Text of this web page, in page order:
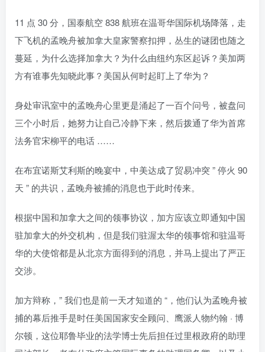
11 点 30 分，国泰航空 838 航班在温哥华国际机场降落，走
下飞机的孟晚舟被加拿大皇家警察扣押，丛生的谜团也随之
蔓延，为什么选择加拿大？为什么由纽约东区起诉？美加两
方有谁事先知晓此事？美国从何时起盯上了华为？
身处审讯室中的孟晚舟心里更是涌起了一百个问号，被盘问
三个小时后，她努力让自己冷静下来，然后拨通了华为首席
法务官宋柳平的电话 ……
在布宜诺斯艾利斯的晚宴中，中美达成了贸易冲突 ” 停火 90
天 ” 的共识，孟晚舟被捕的消息也于此时传来。
根据中国和加拿大之间的领事协议，加方应该立即通知中国
驻加拿大的外交机构，但是我们驻渥太华的领事馆和驻温哥
华的大使馆都是从北京方面得到的消息，并马上提出了严正
交涉。
加方辩称，” 我们也是前一天才知道的 “，他们认为孟晚舟被
捕的幕后推手是时任美国国家安全顾问、鹰派人物约翰 · 博
尔顿，这位耶鲁毕业的法学博士先后担任过里根政府的助理